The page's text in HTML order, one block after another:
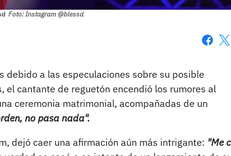
Foto: Instagram @blessd
debido a las especulaciones sobre su posible
el cantante de reguetón encendió los rumores al
ceremonia matrimonial, acompañadas de un
no pasa nada".
dejó caer una afirmación aún más intrigante: "Me